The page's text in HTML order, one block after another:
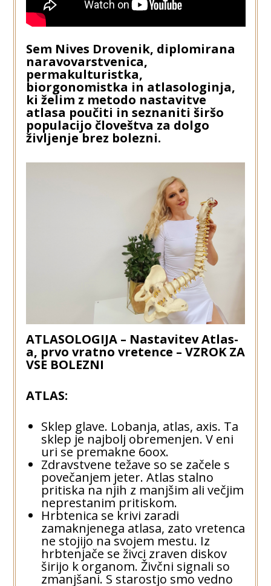
Sem Nives Drovenik, diplomirana
naravovarstvenica,
permakulturistka,
biorgonomistka in atlasologinja,
ki želim z metodo nastavitve
atlasa poučiti in seznaniti širšo
populacijo človeštva za dolgo
življenje brez bolezni.
ATLASOLOGIJA – Nastavitev Atlas-
a, prvo vratno vretence – VZROK ZA
VSE BOLEZNI
ATLAS:
Sklep glave. Lobanja, atlas, axis. Ta
sklep je najbolj obremenjen. V eni
uri se premakne 6oox.
Zdravstvene težave so se začele s
povečanjem jeter. Atlas stalno
pritiska na njih z manjšim ali večjim
neprestanim pritiskom.
Hrbtenica se krivi zaradi
zamaknjenega atlasa, zato vretenca
ne stojijo na svojem mestu. Iz
hrbtenjače se živci zraven diskov
širijo k organom. Živčni signali so
zmanjšani. S starostjo smo vedno